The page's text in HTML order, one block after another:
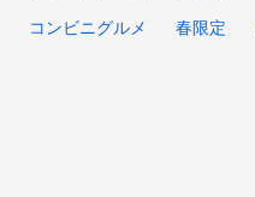
コンビニグルメ 春限定